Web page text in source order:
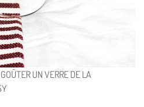
UN VERRE DE LA